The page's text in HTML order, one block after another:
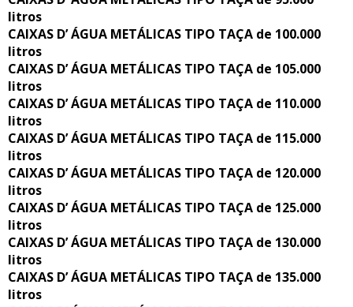
litros
CAIXAS D’ ÁGUA METÁLICAS TIPO TAÇA de 100.000
litros
CAIXAS D’ ÁGUA METÁLICAS TIPO TAÇA de 105.000
litros
CAIXAS D’ ÁGUA METÁLICAS TIPO TAÇA de 110.000
litros
CAIXAS D’ ÁGUA METÁLICAS TIPO TAÇA de 115.000
litros
CAIXAS D’ ÁGUA METÁLICAS TIPO TAÇA de 120.000
litros
CAIXAS D’ ÁGUA METÁLICAS TIPO TAÇA de 125.000
litros
CAIXAS D’ ÁGUA METÁLICAS TIPO TAÇA de 130.000
litros
CAIXAS D’ ÁGUA METÁLICAS TIPO TAÇA de 135.000
litros